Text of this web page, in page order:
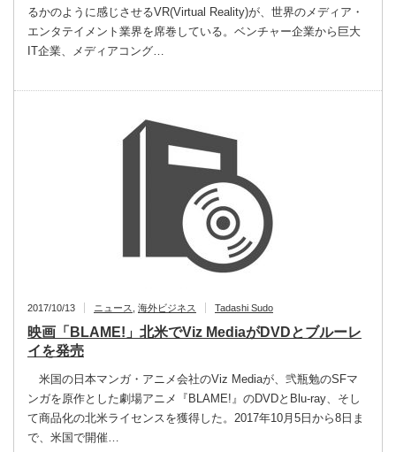
るかのように感じさせるVR(Virtual Reality)が、世界のメディア・
エンタテイメント業界を席巻している。ベンチャー企業から巨大
IT企業、メディアコング…
2017/10/13 ニュース 海外ビジネス Tadashi Sudo
映画「BLAME!」北米でViz MediaがDVDとブルーレ
イを発売
米国の日本マンガ・アニメ会社のViz Mediaが、弐瓶勉のSFマ
ンガを原作とした劇場アニメ『BLAME!』のDVDとBlu‐ray、そし
て商品化の北米ライセンスを獲得した。2017年10月5日から8日ま
で、米国で開催…